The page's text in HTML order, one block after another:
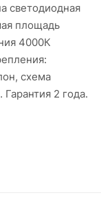
светодиодная
площадь
4000К
схема
2 года.